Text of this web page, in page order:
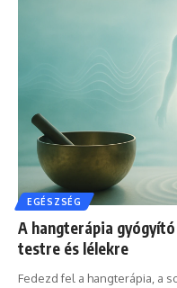
EGÉSZSÉG
A hangterápia
testre és lélekre
Fedezd fel a hangterápia, a